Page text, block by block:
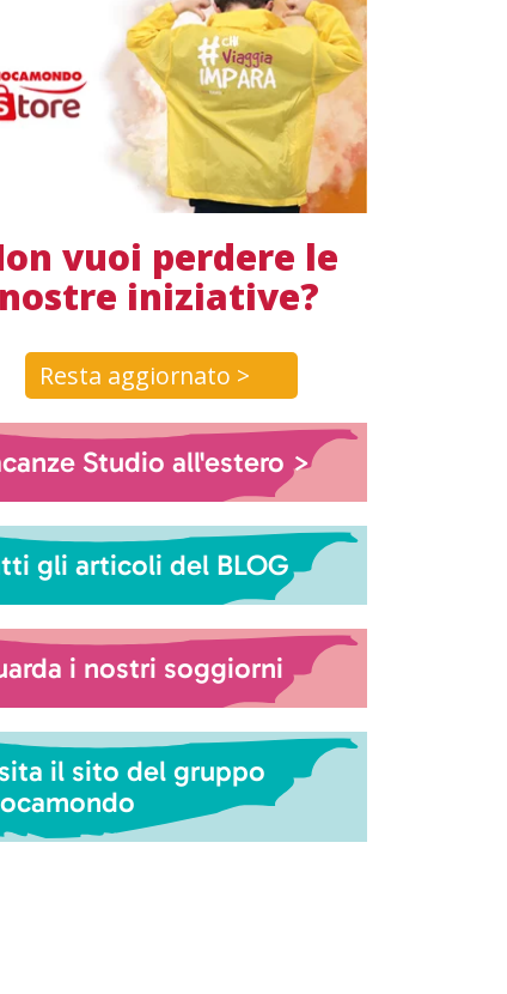
vuoi perdere le
nostre iniziative?
Resta aggiornato >
Studio all'estero >
gli articoli del BLOG
i nostri soggiorni
il sito del gruppo